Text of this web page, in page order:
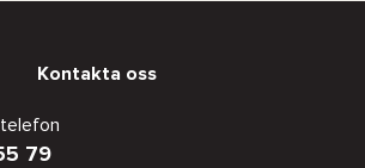
Kontakta oss
telefon
79